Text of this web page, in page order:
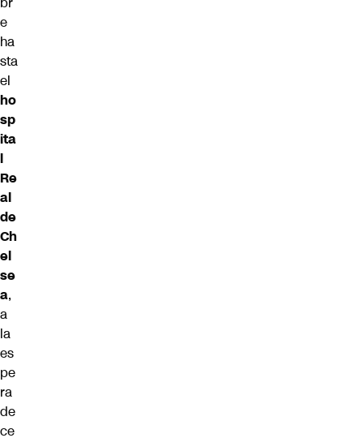
e
ha
sta
el
ho
sp
ita
l
Re
al
de
Ch
el
se
a,
a
la
es
pe
ra
de
ce